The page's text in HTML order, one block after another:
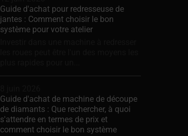
Guide d'achat pour redresseuse de
jantes : Comment choisir le bon
système pour votre atelier
Guide d'achat de machine de découpe
de diamants : Que rechercher, à quoi
s'attendre en termes de prix et
comment choisir le bon système